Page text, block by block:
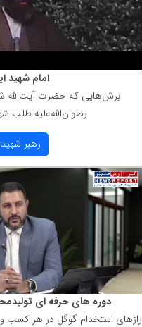
امام شهید
برش‌هایی كه حضرت آیت‌الله
رضوان‌الله‌علیه طلب
رهبر
دوره های حرفه ای
رازهای استخدام گوگل در هر كسب و